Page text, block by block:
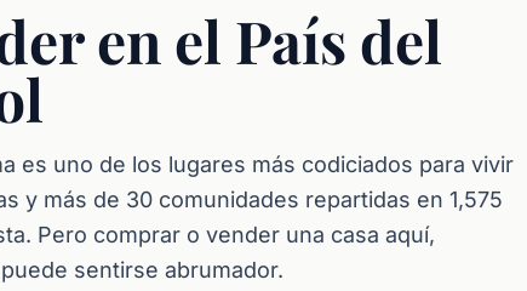
en el País del
es uno de los lugares más codiciados para vivir
y más de 30 comunidades repartidas en 1,575
Pero comprar o vender una casa aquí,
sentirse abrumador.